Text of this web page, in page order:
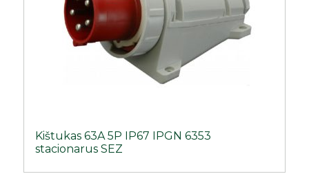
Kištukas 63A 5P IP67 IPGN 6353
stacionarus SEZ